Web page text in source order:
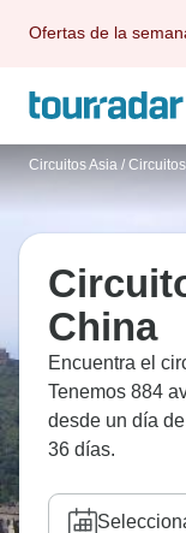
Ofertas de la
Circuitos Asia /
China
Encuentra el
Tenemos 884
desde un día
36 días.